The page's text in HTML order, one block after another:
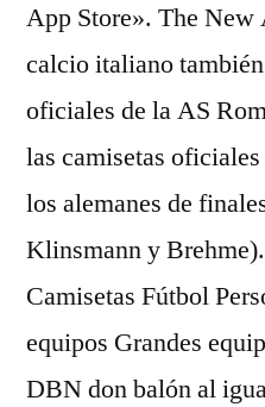
App Store». The
calcio italiano
oficiales de la AS
las camisetas
los alemanes de
Klinsmann y
Camisetas Fútbol
equipos Grandes
DBN don balón al